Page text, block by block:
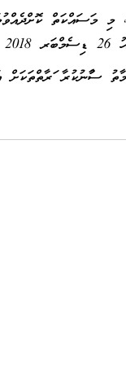
އެދެމެވެ.
ފަރާތްތަކަށް